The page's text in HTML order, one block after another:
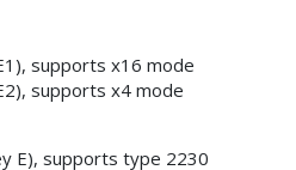
supports x16 mode
supports x4 mode
E), supports type 2230